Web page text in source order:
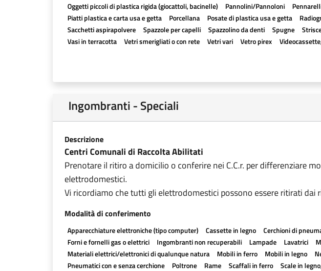
Oggetti piccoli di plastica rigida (giocattoli, bacinelle)
Pannolini/Pannoloni
Piatti plastica e carta usa e getta
Porcellana Posate di plastica usa e getta
Sacchetti aspirapolvere
Spazzole per capelli Spazzolino da denti Spugne
Vasi in terracotta
Vetri smerigliati o con rete Vetri vari Vetro pirex
Ingombranti - Speciali
Descrizione
Centri Comunali di Raccolta Abilitati
Prenotare il ritiro a domicilio o conferire nei C.C.r. per differenziare
elettrodomestici.
Vi ricordiamo che tutti gli elettrodomestici possono essere ritirati dai
Modalità di conferimento
Apparecchiature elettroniche (tipo computer) Cassette in legno Cerchioni di
Forni e fornelli gas o elettrici
Ingombranti non recuperabili Lampade Lavatrici
Materiali elettrici/elettronici di qualunque natura
Mobili in ferro Mobili in legno
Pneumatici con e senza cerchione
Poltrone Rame Scaffali in ferro Scale in